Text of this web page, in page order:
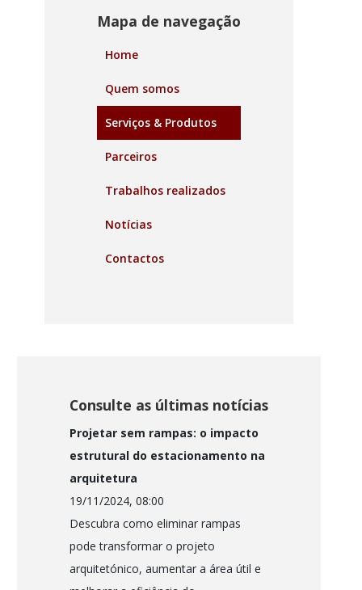
Mapa de navegação
Home
Quem somos
Serviços & Produtos
Parceiros
Trabalhos realizados
Notícias
Contactos
Consulte as últimas notícias
Projetar sem rampas: o impacto
estrutural do estacionamento na
arquitetura
19/11/2024, 08:00
Descubra como eliminar rampas
pode transformar o projeto
arquitetónico, aumentar a área útil e